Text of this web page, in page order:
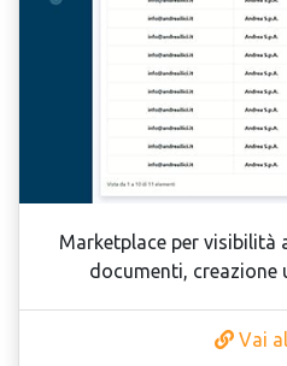
Marketplace per visibilità
documenti, creazione
Vai